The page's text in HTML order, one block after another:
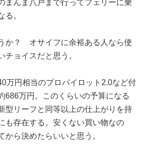
まんま八戸まで行ってフェリーに乗
る。
か？ オサイフに余裕ある人なら使
チョイスだと思う。
万円相当のプロパイロット2.0など付
686万円。このくらいの予算になる
型リーフと同等以上の仕上がりを持
も存在する。安くない買い物なの
から決めたらいいと思う。